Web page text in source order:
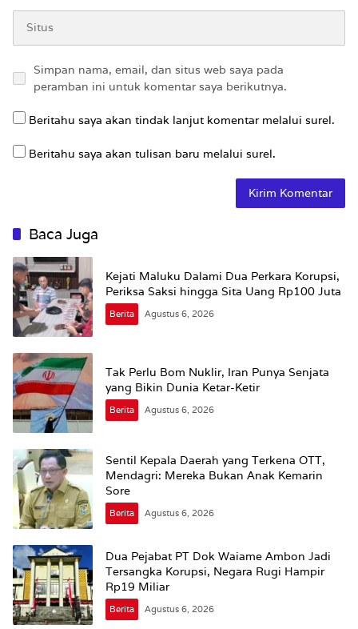
Simpan nama, email, dan situs web saya pada
peramban ini untuk komentar saya berikutnya.
Beritahu saya akan tindak lanjut komentar melalui surel.
Beritahu saya akan tulisan baru melalui surel.
Baca Juga
Kejati Maluku Dalami Dua Perkara Korupsi,
Periksa Saksi hingga Sita Uang Rp100 Juta
Berita Agustus 6, 2026
Tak Perlu Bom Nuklir, Iran Punya Senjata
yang Bikin Dunia Ketar-Ketir
Berita Agustus 6, 2026
Sentil Kepala Daerah yang Terkena OTT,
Mendagri: Mereka Bukan Anak Kemarin
Sore
Berita Agustus 6, 2026
Dua Pejabat PT Dok Waiame Ambon Jadi
Tersangka Korupsi, Negara Rugi Hampir
Rp19 Miliar
Berita Agustus 6, 2026